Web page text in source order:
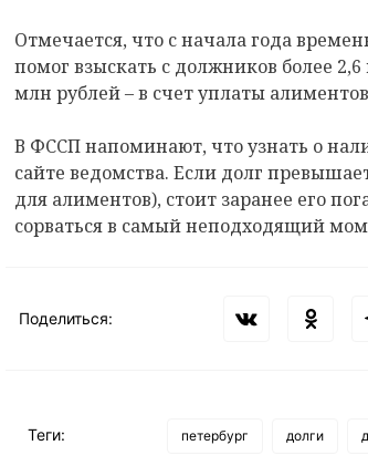
Отмечается, что с начала года
помог взыскать с должников более
млн рублей – в счет уплаты
В ФССП напоминают, что узнать о
сайте ведомства. Если долг
для алиментов), стоит заранее его
сорваться в самый неподходящий
Поделиться:
Теги: петербург долги